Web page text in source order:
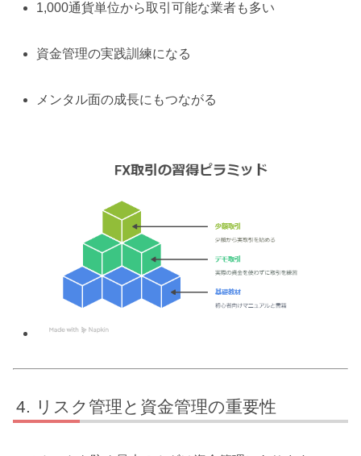
1,000通貨単位から取引可能な業者も多い
資金管理の実践訓練になる
メンタル面の成長にもつながる
リスク管理と資金管理の重要性